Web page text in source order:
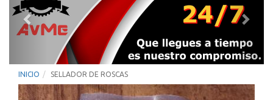
INICIO SELLADOR DE ROSCAS